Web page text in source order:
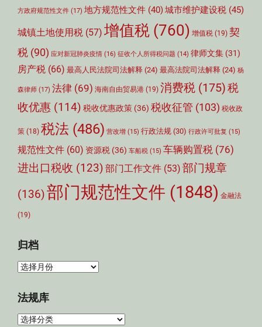
方政府规范性文件 (17) 地方规范性文件 (40)城市维护建设税 (45)
城镇土地使用税 (57) 增值税 (760) 增值税 (19) 契
税 (90) 应对新冠肺炎疫情 (16) 征收个人所得税问题 (14) 律师文集 (31)
房产税 (66) 最高人民法院司法解释 (24) 最高法院司法解释 (24) 杨
森律师 (17) 法律 (69) 海南自由贸易港 (19) 消费税 (175)税
收优惠 (114) 税收优惠政策 (36) 税收征管 (103) 税收政
策 (18) 税法 (486) 营改增 (15) 行政法规 (30) 行政许可批复 (15)
规范性文件 (60) 资源税 (36) 车船税 (15) 车辆购置税 (76)
进出口税收 (123) 部门工作文件 (53) 部门规章
(136)部门规范性文件 (1848) 金融法
(19)
归档
归
法规库
法